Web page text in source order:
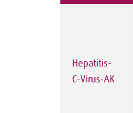
Hepatitis-
C-Virus-AK